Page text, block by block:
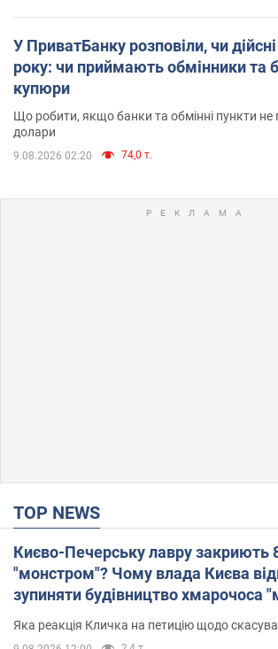
У ПриватБанку розповіли, чи
року: чи приймають обмінники та
купюри
Що робити, якщо банки та обмінні пункти не
долари
9.08.2026 02:20 74,0 т.
TOP NEWS
Києво-Печерську лавру закриють
"монстром"? Чому влада Києва
зупиняти будівництво хмарочоса
вірянина"
Яка реакція Кличка на петицію щодо